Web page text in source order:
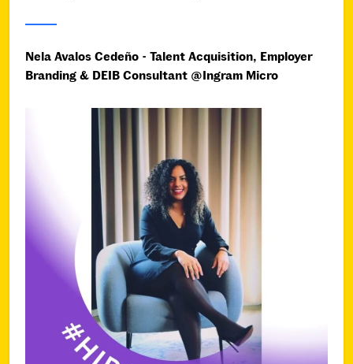
Nela Avalos Cedeño - Talent Acquisition, Employer
Branding & DEIB Consultant @Ingram Micro